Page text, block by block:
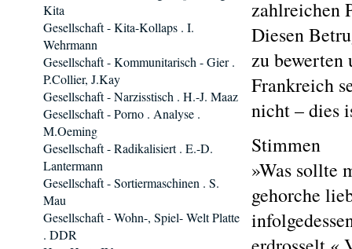
zahlreichen
Diesen
zu bewerten
Frankreich
nicht – dies
Stimmen
»Was sollte
gehorche
Kita
Gesellschaft - Kita-Kollaps . I.
Wehrmann
Gesellschaft - Kommunitarisch - Gier .
P.Collier, J.Kay
Gesellschaft - Narzisstisch . H.-J. Maaz
Gesellschaft - Porno . Analyse .
M.Oeming
Gesellschaft - Radikalisiert . E.-D.
Lantermann
Gesellschaft - Sortiermaschinen . S.
Mau
Gesellschaft - Wohn-, Spiel- Welt Platte
. DDR